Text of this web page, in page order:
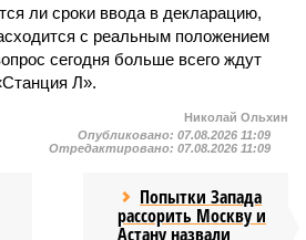
ли сроки ввода в декларацию,
с реальным положением
сегодня больше всего ждут
Л».
Николай Ольхин
Опубликовано: 07.08.2026 11:09
Отредактировано: 07.08.2026 11:09
Попытки Запада
рассорить Москву и
Астану назвали